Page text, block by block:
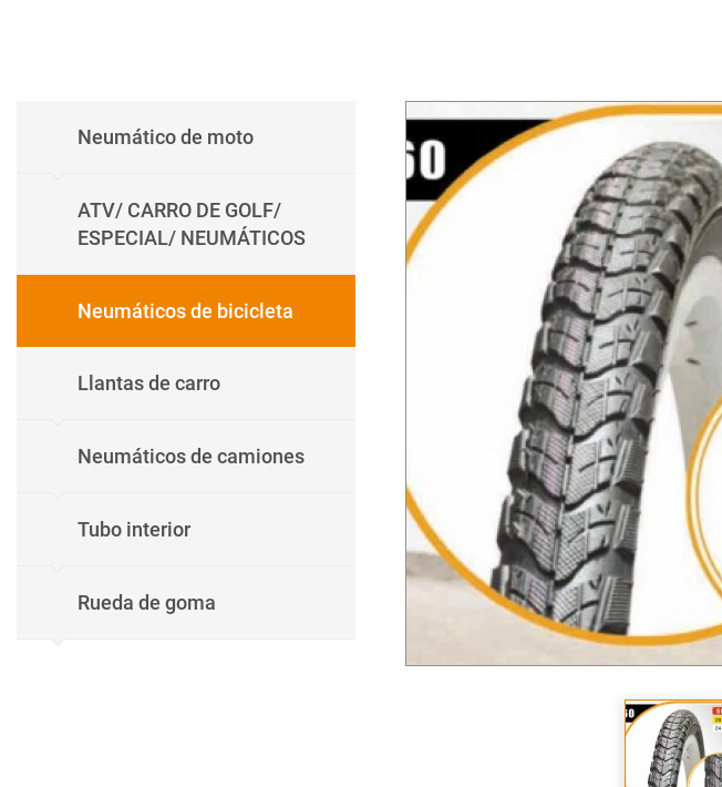
Neumático de moto
ATV/ CARRO DE GOLF/
ESPECIAL/ NEUMÁTICOS
Neumáticos de bicicleta
Llantas de carro
Neumáticos de camiones
Tubo interior
Rueda de goma